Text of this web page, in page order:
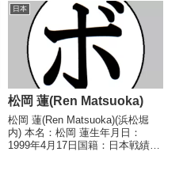
し 【戦歴】2024/07/24
○4RTKO 五十嵐 丈(輪島功一
S)■DANGAN4...
日本
松岡 蓮(Ren Matsuoka)
松岡 蓮(Ren Matsuoka)(浜松堀
内) 本名：松岡 蓮生年月日：
1999年4月17日国籍：日本戦績：